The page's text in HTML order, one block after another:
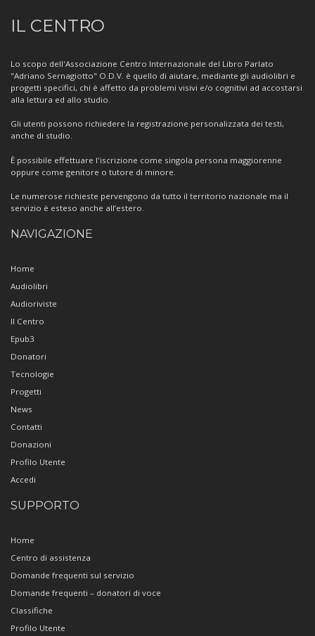
Informazioni
sul
Centro
IL CENTRO
Lo scopo dell'Associazione Centro Internazionale del Libro Parlato
"Adriano Sernagiotto" O.D.V. è quello di aiutare, mediante gli audiolibri e
progetti specifici, chi è affetto da problemi visivi e/o cognitivi ad accostarsi
alla lettura ed allo studio.
Gli utenti possono richiedere la registrazione personalizzata dei testi,
anche di studio.
È possibile effettuare l'iscrizione come singola persona maggiorenne
oppure come genitore o tutore di minore.
Le numerose richieste pervengono da tutto il territorio nazionale ma il
servizio è esteso anche all’estero.
NAVIGAZIONE
Home
Audiolibri
Audioriviste
Il Centro
Epub3
Donatori
Tecnologie
Progetti
News
Contatti
Donazioni
Profilo Utente
Accedi
SUPPORTO
Home
Centro di assistenza
Domande frequenti sul servizio
Domande frequenti – donatori di voce
Classifiche
Profilo Utente